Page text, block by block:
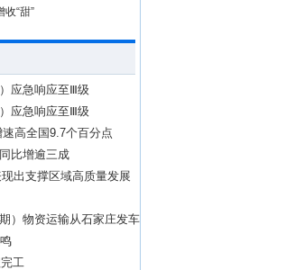
“甜”
应急响应至Ⅲ级
应急响应至Ⅲ级
高全国9.7个百分点
比增逾三成
出支撑区域高质量发展
）物资运输从石家庄发车
工